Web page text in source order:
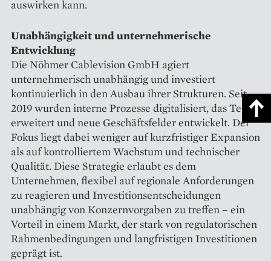
auswirken kann.
Unabhängigkeit und unternehmerische
Entwicklung
Die Nöhmer Cablevision GmbH agiert
unternehmerisch unabhängig und investiert
kontinuierlich in den Ausbau ihrer Strukturen. Seit
2019 wurden interne Prozesse digitalisiert, das Team
erweitert und neue Geschäftsfelder entwickelt. Der
Fokus liegt dabei weniger auf kurzfristiger Expansion
als auf kontrolliertem Wachstum und technischer
Qualität. Diese Strategie erlaubt es dem
Unternehmen, flexibel auf regionale Anforderungen
zu reagieren und Investitionsentscheidungen
unabhängig von Konzernvorgaben zu treffen – ein
Vorteil in einem Markt, der stark von regulatorischen
Rahmenbedingungen und langfristigen Investitionen
geprägt ist.